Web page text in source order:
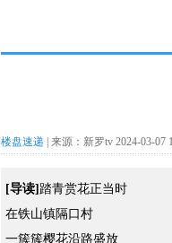
楼盘速递 | 来源：新罗tv 2024-03-07
[导读] 踏青赏花正当时
在铁山镇隔口村
一簇簇樱花沿路盛放